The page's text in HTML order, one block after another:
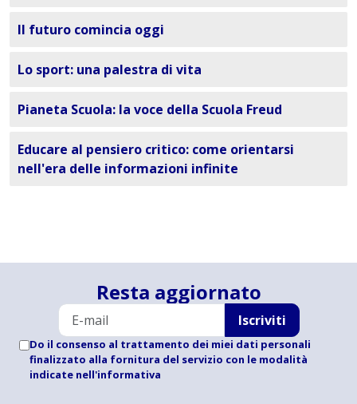
Il futuro comincia oggi
Lo sport: una palestra di vita
Pianeta Scuola: la voce della Scuola Freud
Educare al pensiero critico: come orientarsi
nell'era delle informazioni infinite
Resta aggiornato
Iscriviti
Do il consenso al trattamento dei miei dati personali
finalizzato alla fornitura del servizio con le modalità
indicate nell'informativa